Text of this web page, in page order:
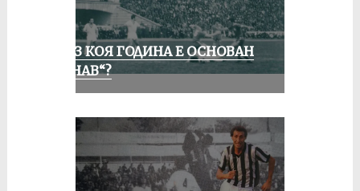
ПРЕЗ КОЯ ГОДИНА Е ОСНОВАН
„ДУНАВ“?